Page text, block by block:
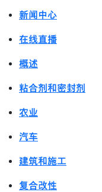
新闻中心
在线直播
概述
粘合剂和密封剂
农业
汽车
建筑和施工
复合改性